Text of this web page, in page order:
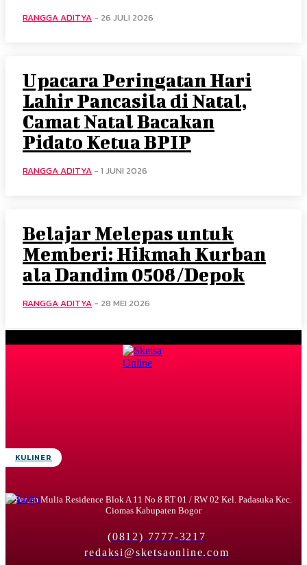
KULINER
RANGGA ADITYA - 26 JULI 2026
Upacara Peringatan Hari
Lahir Pancasila di Natal,
Camat Natal Bacakan
Pidato Ketua BPIP
RANGGA ADITYA - 1 JUNI 2026
Belajar Melepas untuk
Memberi: Hikmah Kurban
ala Dandim 0508/Depok
RANGGA ADITYA - 28 MEI 2026
Perum Mulia Residence Blok A 11 No 8 RT 01 / RW 02 Kel. Padasuka Kec.
Ciomas Kabupaten Bogor
(0812) 7777-3217
redaksi@sketsaonline.com